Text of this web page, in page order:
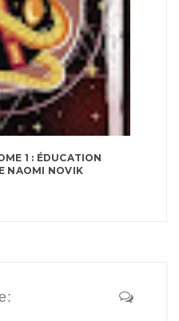
1 : ÉDUCATION
NAOMI NOVIK